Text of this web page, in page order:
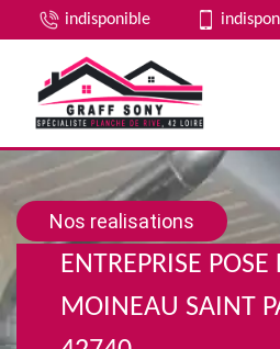
indisponible
Nos realisations
ENTREPRISE POSE
MOINEAU SAINT